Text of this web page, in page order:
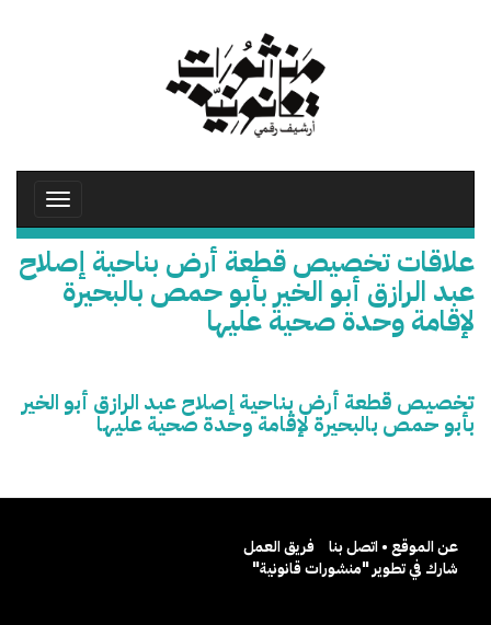
Toggle
علاقات تخصيص قطعة أرض بناحية إصلاح
عبد الرازق أبو الخير بأبو حمص بالبحيرة
لإقامة وحدة صحية عليها
تخصيص قطعة أرض بناحية إصلاح عبد الرازق أبو الخير
بأبو حمص بالبحيرة لإقامة وحدة صحية عليها
عن الموقع • اتصل بنا
فريق العمل
شارك في تطوير "منشورات قانونية"